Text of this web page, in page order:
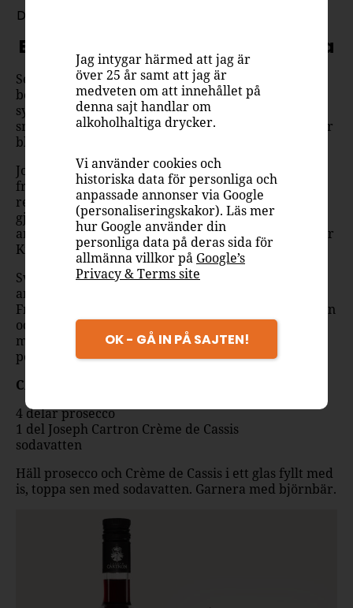
Drink
En tradition fylld av smak & historia
Sedan 1882 har familjeföretaget Joseph Cartron,
beläget i Nuits-Saint-Georges i Bourgogne, varit
synonymt med genuint hantverk och autentiska
smaker. Deras fruktlikörer, som crème de cassis, har
blivit älskade klassiker.
Josept Cartron Crème de Cassis har en frisk och
fruktig doft av svarta vinbär. Smaken bjuder på
renaste upplevelsen av svarta vinbär och är också
gjord med 60 % bär och helt utan andra tillsatta
aromer. En oumbärlig ingrediens i klassiska Kir eller
Kir Royal, men prova gärna en Spritz!
Svarta vinbären skördas i juli och de som inte
används omedelbart fryses ner efter skörden.
Frysning innebär att bevara den primära karaktären
och de ursprungliga egenskaperna hos frukten och
möjliggör därför produktion av en produkt som är
perfekt färsk året runt.
CASSIS SPRITZ – Drinkrecept
4 delar prosecco
1 del Joseph Cartron Crème de Cassis
sodavatten
Häll prosecco och Crème de Cassis i ett glas fyllt med
is, toppa sen med sodavatten. Garnera med björnbär.
Jag intygar härmed att jag är
över 25 år samt att jag är
medveten om att innehållet på
denna sajt handlar om
alkoholhaltiga drycker.
Vi använder cookies och
historiska data för personliga och
anpassade annonser via Google
(personaliseringskakor). Läs mer
hur Google använder din
personliga data på deras sida för
allmänna villkor på Google’s
Privacy & Terms site
OK - GÅ IN PÅ SAJTEN!